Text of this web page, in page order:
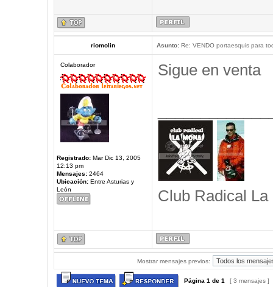
riomolin Asunto:Re: VENDO portaesquis para
Colaborador
Registrado:Mar Dic 13, 2005
12:13 pm
Mensajes:2464
Ubicación:Entre Asturias y
León
Sigue en venta
Club Radical La
Mostrar mensajes previos:
Página 1 de 1 [ 3 mensajes ]